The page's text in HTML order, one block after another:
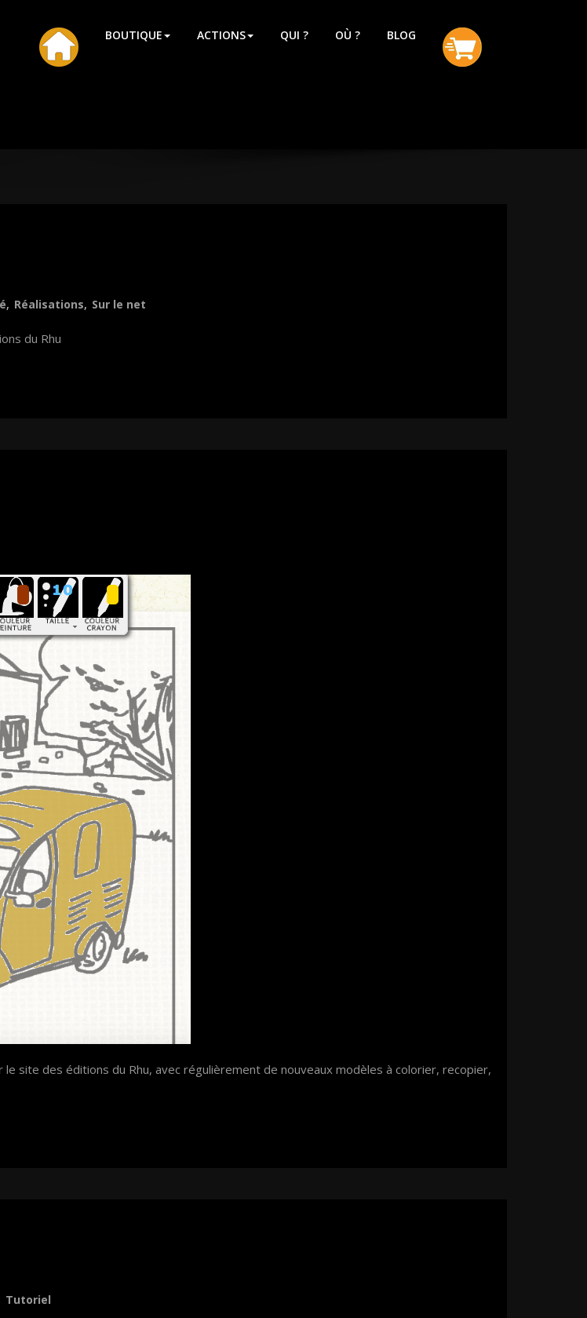
BOUTIQUE ACTIONS QUI ? OÙ ? BLOG
, Réalisations, Sur le net
du Rhu
le site des éditions du Rhu, avec régulièrement de nouveaux modèles à colorier, recopier,
Tutoriel